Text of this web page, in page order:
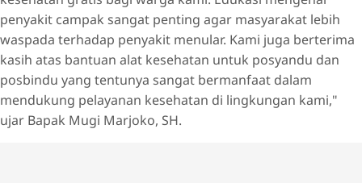
penyakit campak sangat penting agar masyarakat lebih
waspada terhadap penyakit menular. Kami juga berterima
kasih atas bantuan alat kesehatan untuk posyandu dan
posbindu yang tentunya sangat bermanfaat dalam
mendukung pelayanan kesehatan di lingkungan kami,"
ujar Bapak Mugi Marjoko, SH.